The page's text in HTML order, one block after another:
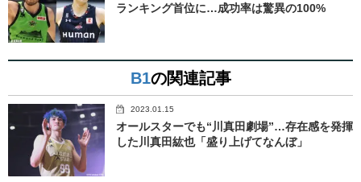
ランキング首位に…成功率は驚異の100%
B1の関連記事
2023.01.15
オールスターでも“川真田劇場”…存在感を発揮
した川真田紘也「盛り上げてなんぼ」